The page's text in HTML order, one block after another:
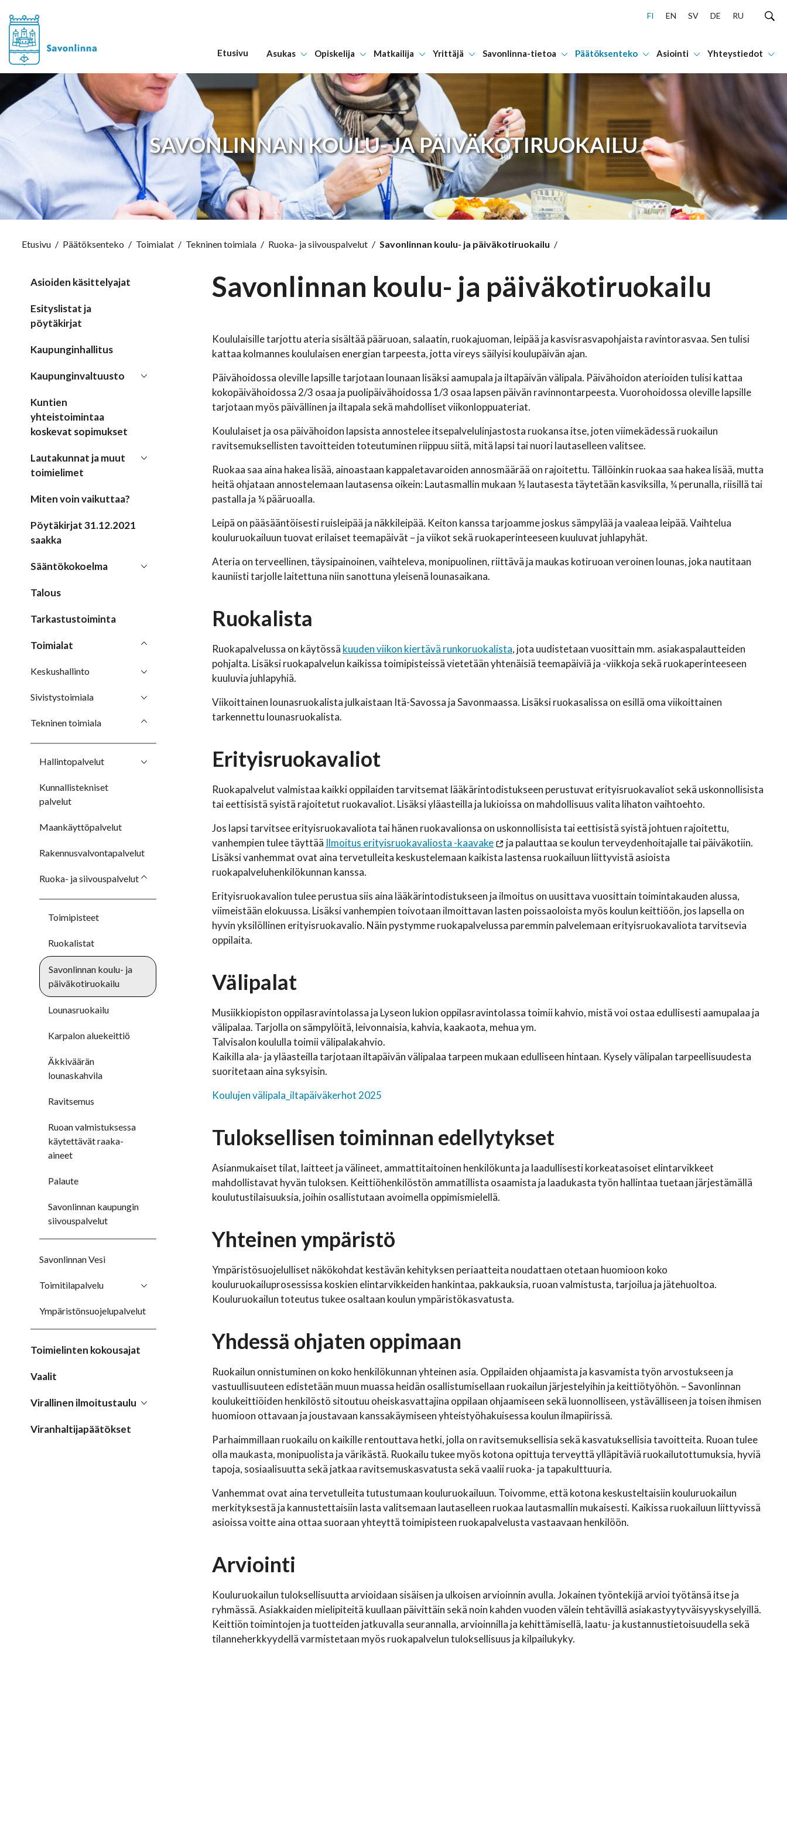
FI EN SV DE RU
Etusivu Asukas Opiskelija Matkailija Yrittäjä Savonlinna-tietoa Päätöksenteko Asiointi Yhteystiedot
SAVONLINNAN KOULU- JA PÄIVÄKOTIRUOKAILU
Etusivu / Päätöksenteko / Toimialat / Tekninen toimiala / Ruoka- ja siivouspalvelut / Savonlinnan koulu- ja päiväkotiruokailu /
Asioiden käsittelyajat
Esityslistat ja
pöytäkirjat
Kaupunginhallitus
Kaupunginvaltuusto
Kuntien
yhteistoimintaa
koskevat sopimukset
Lautakunnat ja muut
toimielimet
Miten voin vaikuttaa?
Pöytäkirjat 31.12.2021
saakka
Sääntökokoelma
Talous
Tarkastustoiminta
Toimialat
Keskushallinto
Sivistystoimiala
Tekninen toimiala
Hallintopalvelut
Kunnallistekniset
palvelut
Maankäyttöpalvelut
Rakennusvalvontapalvelut
Ruoka- ja siivouspalvelut
Toimipisteet
Ruokalistat
Savonlinnan koulu- ja
päiväkotiruokailu
Lounasruokailu
Karpalon aluekeittiö
Äkkiväärän
lounaskahvila
Ravitsemus
Ruoan valmistuksessa
käytettävät raaka-
aineet
Palaute
Savonlinnan kaupungin
siivouspalvelut
Savonlinnan Vesi
Toimitilapalvelu
Ympäristönsuojelupalvelut
Toimielinten kokousajat
Vaalit
Virallinen ilmoitustaulu
Viranhaltijapäätökset
Savonlinnan koulu- ja päiväkotiruokailu
Koululaisille tarjottu ateria sisältää pääruoan, salaatin, ruokajuoman, leipää ja kasvisrasvapohjaista ravintorasvaa. Sen tulisi
kattaa kolmannes koululaisen energian tarpeesta, jotta vireys säilyisi koulupäivän ajan.
Päivähoidossa oleville lapsille tarjotaan lounaan lisäksi aamupala ja iltapäivän välipala. Päivähoidon aterioiden tulisi kattaa
kokopäivähoidossa 2/3 osaa ja puolipäivähoidossa 1/3 osaa lapsen päivän ravinnontarpeesta. Vuorohoidossa oleville lapsille
tarjotaan myös päivällinen ja iltapala sekä mahdolliset viikonloppuateriat.
Koululaiset ja osa päivähoidon lapsista annostelee itsepalvelulinjastosta ruokansa itse, joten viimekädessä ruokailun
ravitsemuksellisten tavoitteiden toteutuminen riippuu siitä, mitä lapsi tai nuori lautaselleen valitsee.
Ruokaa saa aina hakea lisää, ainoastaan kappaletavaroiden annosmäärää on rajoitettu. Tällöinkin ruokaa saa hakea lisää, mutta
heitä ohjataan annostelemaan lautasensa oikein: Lautasmallin mukaan ½ lautasesta täytetään kasviksilla, ¼ perunalla, riisillä tai
pastalla ja ¼ pääruoalla.
Leipä on pääsääntöisesti ruisleipää ja näkkileipää. Keiton kanssa tarjoamme joskus sämpylää ja vaaleaa leipää. Vaihtelua
kouluruokailuun tuovat erilaiset teemapäivät – ja viikot sekä ruokaperinteeseen kuuluvat juhlapyhät.
Ateria on terveellinen, täysipainoinen, vaihteleva, monipuolinen, riittävä ja maukas kotiruoan veroinen lounas, joka nautitaan
kauniisti tarjolle laitettuna niin sanottuna yleisenä lounasaikana.
Ruokalista
Ruokapalvelussa on käytössä kuuden viikon kiertävä runkoruokalista, jota uudistetaan vuosittain mm. asiakaspalautteiden
pohjalta. Lisäksi ruokapalvelun kaikissa toimipisteissä vietetään yhtenäisiä teemapäiviä ja -viikkoja sekä ruokaperinteeseen
kuuluvia juhlapyhiä.
Viikoittainen lounasruokalista julkaistaan Itä-Savossa ja Savonmaassa. Lisäksi ruokasalissa on esillä oma viikoittainen
tarkennettu lounasruokalista.
Erityisruokavaliot
Ruokapalvelut valmistaa kaikki oppilaiden tarvitsemat lääkärintodistukseen perustuvat erityisruokavaliot sekä uskonnollisista
tai eettisistä syistä rajoitetut ruokavaliot. Lisäksi yläasteilla ja lukioissa on mahdollisuus valita lihaton vaihtoehto.
Jos lapsi tarvitsee erityisruokavaliota tai hänen ruokavalionsa on uskonnollisista tai eettisistä syistä johtuen rajoitettu,
vanhempien tulee täyttää Ilmoitus erityisruokavaliosta -kaavake
ja palauttaa se koulun terveydenhoitajalle tai päiväkotiin.
Lisäksi vanhemmat ovat aina tervetulleita keskustelemaan kaikista lastensa ruokailuun liittyvistä asioista
ruokapalveluhenkilökunnan kanssa.
Erityisruokavalion tulee perustua siis aina lääkärintodistukseen ja ilmoitus on uusittava vuosittain toimintakauden alussa,
viimeistään elokuussa. Lisäksi vanhempien toivotaan ilmoittavan lasten poissaoloista myös koulun keittiöön, jos lapsella on
hyvin yksilöllinen erityisruokavalio. Näin pystymme ruokapalvelussa paremmin palvelemaan erityisruokavaliota tarvitsevia
oppilaita.
Välipalat
Musiikkiopiston oppilasravintolassa ja Lyseon lukion oppilasravintolassa toimii kahvio, mistä voi ostaa edullisesti aamupalaa ja
välipalaa. Tarjolla on sämpylöitä, leivonnaisia, kahvia, kaakaota, mehua ym.
Talvisalon koululla toimii välipalakahvio.
Kaikilla ala- ja yläasteilla tarjotaan iltapäivän välipalaa tarpeen mukaan edulliseen hintaan. Kysely välipalan tarpeellisuudesta
suoritetaan aina syksyisin.
Koulujen välipala_iltapäiväkerhot 2025
Tuloksellisen toiminnan edellytykset
Asianmukaiset tilat, laitteet ja välineet, ammattitaitoinen henkilökunta ja laadullisesti korkeatasoiset elintarvikkeet
mahdollistavat hyvän tuloksen. Keittiöhenkilöstön ammatillista osaamista ja laadukasta työn hallintaa tuetaan järjestämällä
koulutustilaisuuksia, joihin osallistutaan avoimella oppimismielellä.
Yhteinen ympäristö
Ympäristösuojelulliset näkökohdat kestävän kehityksen periaatteita noudattaen otetaan huomioon koko
kouluruokailuprosessissa koskien elintarvikkeiden hankintaa, pakkauksia, ruoan valmistusta, tarjoilua ja jätehuoltoa.
Kouluruokailun toteutus tukee osaltaan koulun ympäristökasvatusta.
Yhdessä ohjaten oppimaan
Ruokailun onnistuminen on koko henkilökunnan yhteinen asia. Oppilaiden ohjaamista ja kasvamista työn arvostukseen ja
vastuullisuuteen edistetään muun muassa heidän osallistumisellaan ruokailun järjestelyihin ja keittiötyöhön. – Savonlinnan
koulukeittiöiden henkilöstö sitoutuu oheiskasvattajina oppilaan ohjaamiseen sekä luonnolliseen, ystävälliseen ja toisen ihmisen
huomioon ottavaan ja joustavaan kanssakäymiseen yhteistyöhakuisessa koulun ilmapiirissä.
Parhaimmillaan ruokailu on kaikille rentouttava hetki, jolla on ravitsemuksellisia sekä kasvatuksellisia tavoitteita. Ruoan tulee
olla maukasta, monipuolista ja värikästä. Ruokailu tukee myös kotona opittuja terveyttä ylläpitäviä ruokailutottumuksia, hyviä
tapoja, sosiaalisuutta sekä jatkaa ravitsemuskasvatusta sekä vaalii ruoka- ja tapakulttuuria.
Vanhemmat ovat aina tervetulleita tutustumaan kouluruokailuun. Toivomme, että kotona keskusteltaisiin kouluruokailun
merkityksestä ja kannustettaisiin lasta valitsemaan lautaselleen ruokaa lautasmallin mukaisesti. Kaikissa ruokailuun liittyvissä
asioissa voitte aina ottaa suoraan yhteyttä toimipisteen ruokapalvelusta vastaavaan henkilöön.
Arviointi
Kouluruokailun tuloksellisuutta arvioidaan sisäisen ja ulkoisen arvioinnin avulla. Jokainen työntekijä arvioi työtänsä itse ja
ryhmässä. Asiakkaiden mielipiteitä kuullaan päivittäin sekä noin kahden vuoden välein tehtävillä asiakastyytyväisyyskyselyillä.
Keittiön toimintojen ja tuotteiden jatkuvalla seurannalla, arvioinnilla ja kehittämisellä, laatu- ja kustannustietoisuudella sekä
tilanneherkkyydellä varmistetaan myös ruokapalvelun tuloksellisuus ja kilpailukyky.